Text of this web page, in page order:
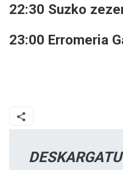
22:30 Suzko
23:00 Erromeria